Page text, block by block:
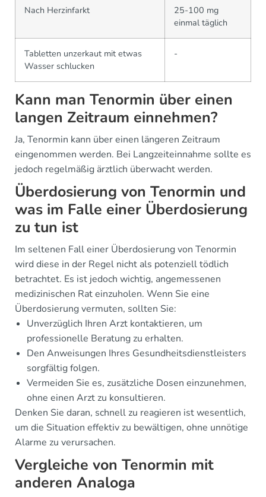
Nach Herzinfarkt
25-100 mg
einmal täglich
Tabletten unzerkaut mit etwas
Wasser schlucken
-
Kann man Tenormin über einen
langen Zeitraum einnehmen?
Ja, Tenormin kann über einen längeren Zeitraum
eingenommen werden. Bei Langzeiteinnahme sollte es
jedoch regelmäßig ärztlich überwacht werden.
Überdosierung von Tenormin und
was im Falle einer Überdosierung
zu tun ist
Im seltenen Fall einer Überdosierung von Tenormin
wird diese in der Regel nicht als potenziell tödlich
betrachtet. Es ist jedoch wichtig, angemessenen
medizinischen Rat einzuholen. Wenn Sie eine
Überdosierung vermuten, sollten Sie:
Unverzüglich Ihren Arzt kontaktieren, um
professionelle Beratung zu erhalten.
Den Anweisungen Ihres Gesundheitsdienstleisters
sorgfältig folgen.
Vermeiden Sie es, zusätzliche Dosen einzunehmen,
ohne einen Arzt zu konsultieren.
Denken Sie daran, schnell zu reagieren ist wesentlich,
um die Situation effektiv zu bewältigen, ohne unnötige
Alarme zu verursachen.
Vergleiche von Tenormin mit
anderen Analoga